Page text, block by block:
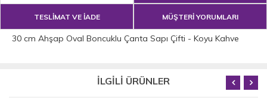
TESLİMAT VE İADE MÜŞTERİ YORUMLARI
30 cm Ahşap Oval Boncuklu Çanta Sapı Çifti - Koyu Kahve
İLGİLİ ÜRÜNLER